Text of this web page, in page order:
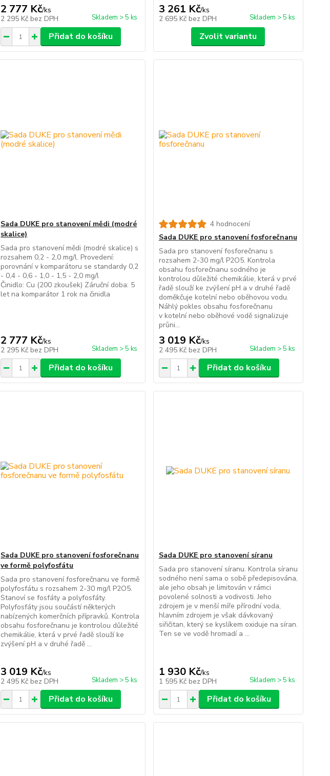
2 777 Kč/ks
2 295 Kč bez DPH Skladem > 5 ks
Přidat do košíku
3 261 Kč/ks
2 695 Kč bez DPH Skladem > 5 ks
Zvolit variantu
Sada DUKE pro stanovení mědi (modré
skalice)
Sada pro stanovení mědi (modré skalice) s
rozsahem 0,2 - 2,0 mg/l. Provedení:
porovnání v komparátoru se standardy 0,2
- 0,4 - 0,6 - 1,0 - 1,5 - 2,0 mg/l
Činidlo: Cu (200 zkoušek) Záruční doba: 5
let na komparátor 1 rok na činidla
2 777 Kč/ks
2 295 Kč bez DPH Skladem > 5 ks
Přidat do košíku
4 hodnocení
Sada DUKE pro stanovení fosforečnanu
Sada pro stanovení fosforečnanu s
rozsahem 2-30 mg/l P2O5. Kontrola
obsahu fosforečnanu sodného je
kontrolou důležité chemikálie, která v prvé
řadě slouží ke zvýšení pH a v druhé řadě
doměkčuje kotelní nebo oběhovou vodu.
Náhlý pokles obsahu fosforečnanu
v kotelní nebo oběhové vodě signalizuje
průni...
3 019 Kč/ks
2 495 Kč bez DPH Skladem > 5 ks
Přidat do košíku
Sada DUKE pro stanovení fosforečnanu
ve formě polyfosfátu
Sada pro stanovení fosforečnanu ve formě
polyfosfátu s rozsahem 2-30 mg/l P2O5.
Stanoví se fosfáty a polyfosfáty.
Polyfosfáty jsou součástí některých
nabízených komerčních přípravků. Kontrola
obsahu fosforečnanu je kontrolou důležité
chemikálie, která v prvé řadě slouží ke
zvýšení pH a v druhé řadě ...
3 019 Kč/ks
2 495 Kč bez DPH Skladem > 5 ks
Přidat do košíku
Sada DUKE pro stanovení síranu
Sada pro stanovení síranu. Kontrola síranu
sodného není sama o sobě předepisována,
ale jeho obsah je limitován v rámci
povolené solnosti a vodivosti. Jeho
zdrojem je v menší míře přírodní voda,
hlavním zdrojem je však dávkovaný
siřičitan, který se kyslíkem oxiduje na síran.
Ten se ve vodě hromadí a ...
1 930 Kč/ks
1 595 Kč bez DPH Skladem > 5 ks
Přidat do košíku